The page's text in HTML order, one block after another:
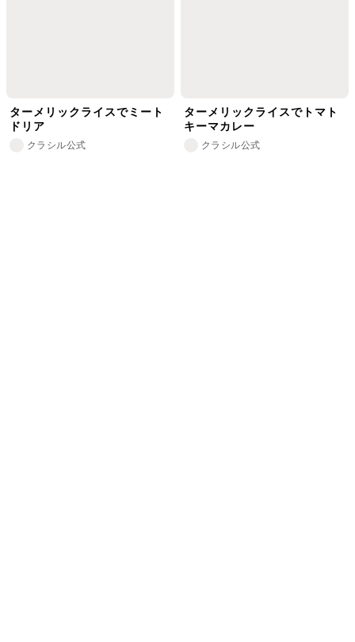
ターメリックライスでミート
ドリア
クラシル公式
ターメリックライスでトマト
キーマカレー
クラシル公式